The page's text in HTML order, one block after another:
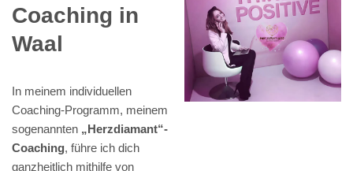
Coaching in
Waal
In meinem individuellen
Coaching-Programm, meinem
sogenannten „Herzdiamant“-
Coaching, führe ich dich
ganzheitlich mithilfe von